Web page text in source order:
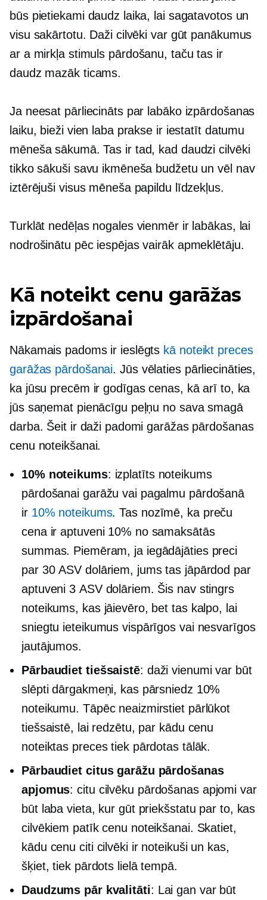
būs pietiekami daudz laika, lai sagatavotos un
visu sakārtotu. Daži cilvēki var gūt panākumus
ar a mirkļa stimuls pārdošanu, taču tas ir
daudz mazāk ticams.
Ja neesat pārliecināts par labāko izpārdošanas
laiku, bieži vien laba prakse ir iestatīt datumu
mēneša sākumā. Tas ir tad, kad daudzi cilvēki
tikko sākuši savu ikmēneša budžetu un vēl nav
iztērējuši visus mēneša papildu līdzekļus.
Turklāt nedēļas nogales vienmēr ir labākas, lai
nodrošinātu pēc iespējas vairāk apmeklētāju.
Kā noteikt cenu garāžas
izpārdošanai
Nākamais padoms ir ieslēgts kā noteikt preces
garāžas pārdošanai. Jūs vēlaties pārliecināties,
ka jūsu precēm ir godīgas cenas, kā arī to, ka
jūs saņemat pienācīgu peļņu no sava smagā
darba. Šeit ir daži padomi garāžas pārdošanas
cenu noteikšanai.
10% noteikums: izplatīts noteikums
pārdošanai garāžu vai pagalmu pārdošanā
ir 10% noteikums. Tas nozīmē, ka preču
cena ir aptuveni 10% no samaksātās
summas. Piemēram, ja iegādājāties preci
par 30 ASV dolāriem, jums tas jāpārdod par
aptuveni 3 ASV dolāriem. Šis nav stingrs
noteikums, kas jāievēro, bet tas kalpo, lai
sniegtu ieteikumus vispārīgos vai nesvarīgos
jautājumos.
Pārbaudiet tiešsaistē: daži vienumi var būt
slēpti dārgakmeņi, kas pārsniedz 10%
noteikumu. Tāpēc neaizmirstiet pārlūkot
tiešsaistē, lai redzētu, par kādu cenu
noteiktas preces tiek pārdotas tālāk.
Pārbaudiet citus garāžu pārdošanas
apjomus: citu cilvēku pārdošanas apjomi var
būt laba vieta, kur gūt priekšstatu par to, kas
cilvēkiem patīk cenu noteikšanai. Skatiet,
kādu cenu citi cilvēki ir noteikuši un kas,
šķiet, tiek pārdots lielā tempā.
Daudzums pār kvalitāti: Lai gan var būt